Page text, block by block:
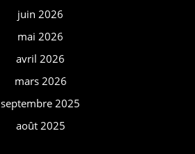
juin 2026
mai 2026
avril 2026
mars 2026
septembre 2025
août 2025